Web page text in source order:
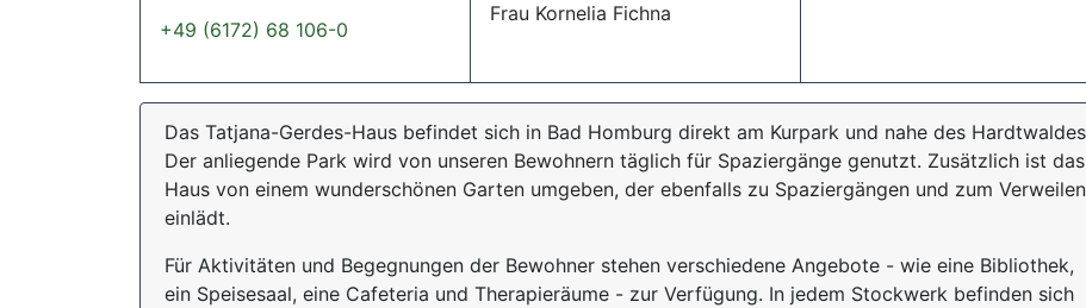
+49 (6172) 68 106-0
Frau Kornelia Fichna
Das Tatjana-Gerdes-Haus befindet sich in Bad Homburg direkt am Kurpark und nahe des
Der anliegende Park wird von unseren Bewohnern täglich für Spaziergänge genutzt. Zusätzlich ist das
Haus von einem wunderschönen Garten umgeben, der ebenfalls zu Spaziergängen und zum Verweilen
einlädt.
Für Aktivitäten und Begegnungen der Bewohner stehen verschiedene Angebote - wie eine Bibliothek,
ein Speisesaal, eine Cafeteria und Therapieräume - zur Verfügung. In jedem Stockwerk befinden sich